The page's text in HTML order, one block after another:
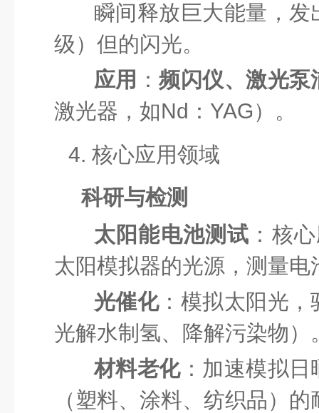
瞬间释放巨大能量，
级）但的闪光。
应用 ：频闪仪、激光泵
激光器，如Nd：YAG）。
4. 核心应用领域
科研与检测
太阳能电池测试 ：核
太阳模拟器的光源，测量
光催化：模拟太阳光，
光解水制氢、降解污染物）
材料老化：加速模拟日
（塑料、涂料、纺织品）